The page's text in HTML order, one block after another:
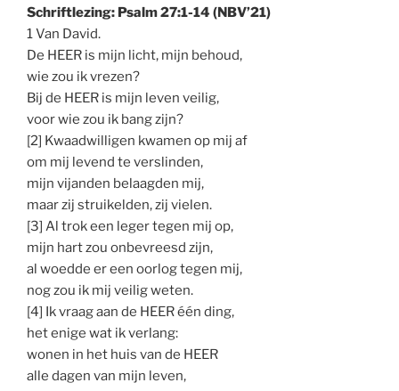
Schriftlezing: Psalm 27:1-14 (NBV’21)
1 Van David.
De HEER is mijn licht, mijn behoud,
wie zou ik vrezen?
Bij de HEER is mijn leven veilig,
voor wie zou ik bang zijn?
[2] Kwaadwilligen kwamen op mij af
om mij levend te verslinden,
mijn vijanden belaagden mij,
maar zij struikelden, zij vielen.
[3] Al trok een leger tegen mij op,
mijn hart zou onbevreesd zijn,
al woedde er een oorlog tegen mij,
nog zou ik mij veilig weten.
[4] Ik vraag aan de HEER één ding,
het enige wat ik verlang:
wonen in het huis van de HEER
alle dagen van mijn leven,